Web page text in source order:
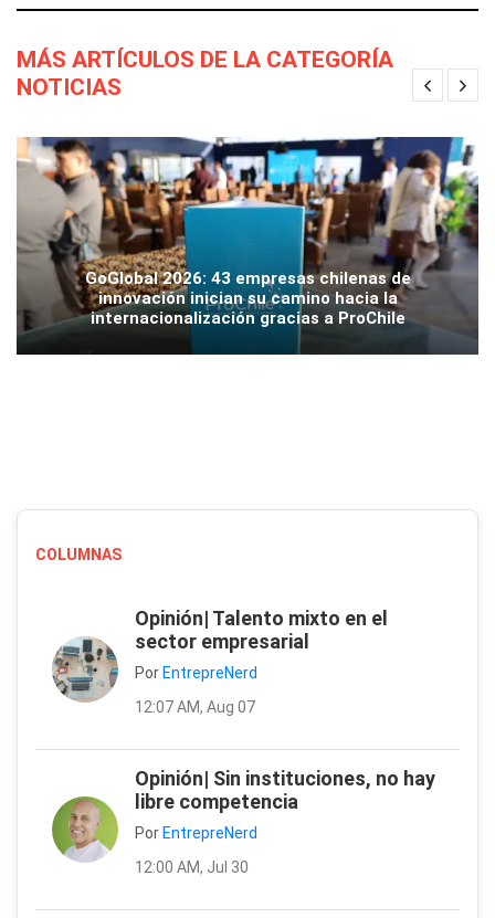
MÁS ARTÍCULOS DE LA CATEGORÍA
NOTICIAS
GoGlobal 2026: 43 empresas chilenas de
innovación inician su camino hacia la
internacionalización gracias a ProChile
COLUMNAS
Opinión| Talento mixto en el
sector empresarial
Por EntrepreNerd
12:07 AM, Aug 07
Opinión| Sin instituciones, no hay
libre competencia
Por EntrepreNerd
12:00 AM, Jul 30